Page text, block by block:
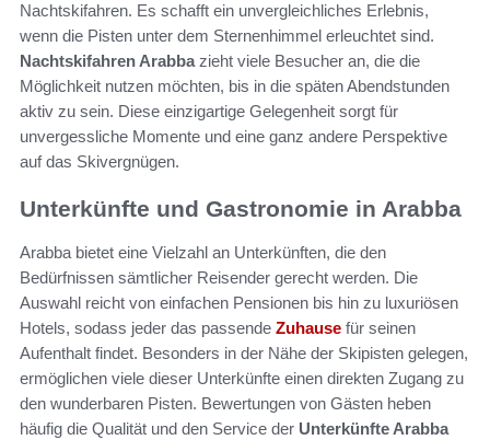
Nachtskifahren. Es schafft ein unvergleichliches Erlebnis,
wenn die Pisten unter dem Sternenhimmel erleuchtet sind.
Nachtskifahren Arabbazieht viele Besucher an, die die
Möglichkeit nutzen möchten, bis in die späten Abendstunden
aktiv zu sein. Diese einzigartige Gelegenheit sorgt für
unvergessliche Momente und eine ganz andere Perspektive
auf das Skivergnügen.
Unterkünfte und Gastronomie in Arabba
Arabba bietet eine Vielzahl an Unterkünften, die den
Bedürfnissen sämtlicher Reisender gerecht werden. Die
Auswahl reicht von einfachen Pensionen bis hin zu luxuriösen
Hotels, sodass jeder das passende Zuhause für seinen
Aufenthalt findet. Besonders in der Nähe der Skipisten gelegen,
ermöglichen viele dieser Unterkünfte einen direkten Zugang zu
den wunderbaren Pisten. Bewertungen von Gästen heben
häufig die Qualität und den Service der Unterkünfte Arabba